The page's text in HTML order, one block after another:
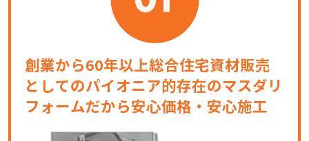
創業から60年以上総合住宅資材販売
としてのパイオニア的存在のマスダリ
フォームだから安心価格・安心施工